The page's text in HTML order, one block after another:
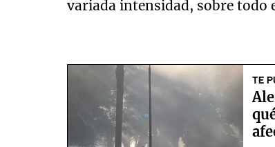
variada intensidad, sobre todo
TE